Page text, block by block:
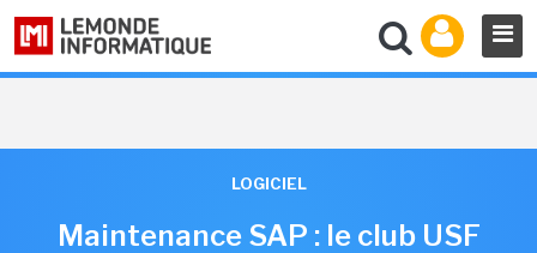
LOGICIEL
Maintenance SAP : le club USF